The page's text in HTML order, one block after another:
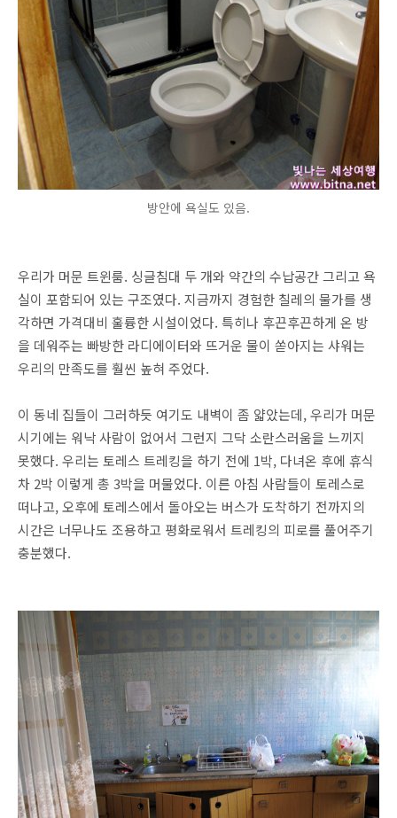
방안에 욕실도 있음.
우리가 머문 트윈룸. 싱글침대 두 개와 약간의 수납공간 그리고 욕
실이 포함되어 있는 구조였다. 지금까지 경험한 칠레의 물가를 생
각하면 가격대비 훌륭한 시설이었다. 특히나 후끈후끈하게 온 방
을 데워주는 빠방한 라디에이터와 뜨거운 물이 쏟아지는 샤워는
우리의 만족도를 훨씬 높혀 주었다.
이 동네 집들이 그러하듯 여기도 내벽이 좀 얇았는데, 우리가 머문
시기에는 워낙 사람이 없어서 그런지 그닥 소란스러움을 느끼지
못했다. 우리는 토레스 트레킹을 하기 전에 1박, 다녀온 후에 휴식
차 2박 이렇게 총 3박을 머물었다. 이른 아침 사람들이 토레스로
떠나고, 오후에 토레스에서 돌아오는 버스가 도착하기 전까지의
시간은 너무나도 조용하고 평화로워서 트레킹의 피로를 풀어주기
충분했다.